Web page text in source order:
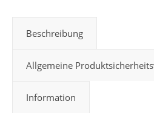
Beschreibung
Allgemeine
Information